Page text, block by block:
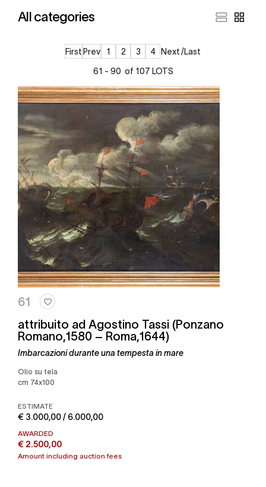
All categories
61 - 90 of 107 LOTS
FirstPrev 1 2 3 4 Next Last
61
attribuito ad Agostino Tassi (Ponzano
Romano,1580 – Roma,1644)
Imbarcazioni durante una tempesta in mare
Olio su tela
cm 74x100
ESTIMATE
€ 3.000,00 / 6.000,00
AWARDED
€ 2.500,00
Amount including auction fees